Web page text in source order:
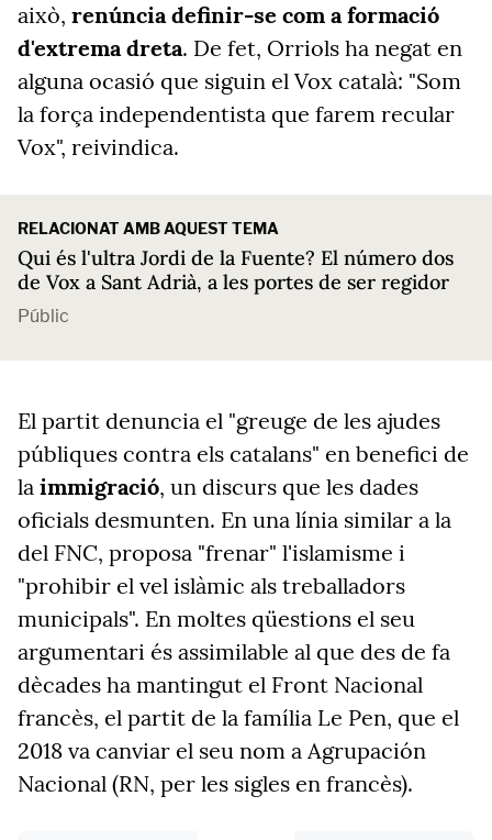
això, renúncia definir-se com a formació
d'extrema dreta. De fet, Orriols ha negat en
alguna ocasió que siguin el Vox català: "Som
la força independentista que farem recular
Vox", reivindica.
RELACIONAT AMB AQUEST TEMA
Qui és l'ultra Jordi de la Fuente? El número dos
de Vox a Sant Adrià, a les portes de ser regidor
Públic
El partit denuncia el "greuge de les ajudes
públiques contra els catalans" en benefici de
la immigració, un discurs que les dades
oficials desmunten. En una línia similar a la
del FNC, proposa "frenar" l'islamisme i
"prohibir el vel islàmic als treballadors
municipals". En moltes qüestions el seu
argumentari és assimilable al que des de fa
dècades ha mantingut el Front Nacional
francès, el partit de la família Le Pen, que el
2018 va canviar el seu nom a Agrupación
Nacional (RN, per les sigles en francès).